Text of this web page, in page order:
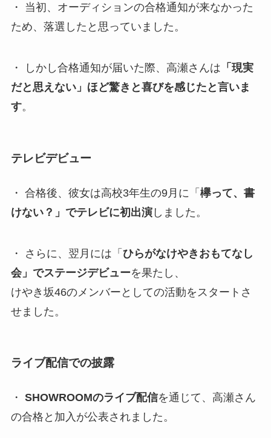
・ 当初、オーディションの合格通知が来なかった
ため、落選したと思っていました。
・ しかし合格通知が届いた際、高瀬さんは 「現実
だと思えない」ほど驚きと喜びを感じたと言いま
す。
テレビデビュー
・ 合格後、彼女は高校3年生の9月に「 欅って、書
けない？」でテレビに初出演しました。
・ さらに、翌月には「 ひらがなけやきおもてなし
会」でステージデビューを果たし、
けやき坂46のメンバーとしての活動をスタートさ
せました。
ライブ配信での披露
・ SHOWROOMのライブ配信を通じて、高瀬さん
の合格と加入が公表されました。